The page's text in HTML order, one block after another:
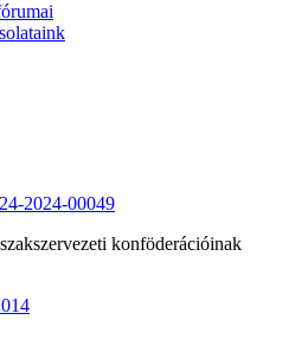
2024-00049
konföderációinak